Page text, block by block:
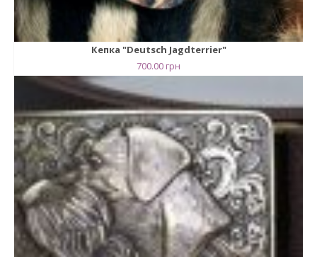
Кепка "Deutsch Jagdterrier"
700.00 грн